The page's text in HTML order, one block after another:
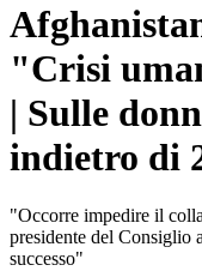
"Crisi
| Sulle
indietro di
"Occorre impedire il
presidente del Consiglio
successo"